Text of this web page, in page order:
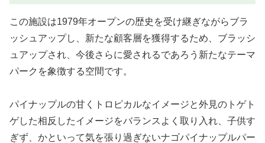
この施設は1979年オープンの歴史を受け継ぎながらブラ
ッシュアップし、新たな顧客層を獲得するため、ブラッシ
ュアップされ、今後さらに愛されるであろう新たなテーマ
パークを象徴する空間です。
パイナップルの甘くトロピカルなイメージと外見のトゲト
ゲした相反したイメージをバランスよく取り入れ、子供す
ぎず、かといって気を張り過ぎないナゴパイナップルパー